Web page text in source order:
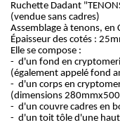
Ruchette Dadant
(vendue sans cadres)
Assemblage à tenons, en
Épaisseur des cotés :
Elle se compose :
- d'un fond en
(également appelé fond
- d'un corps en
(dimensions
- d'un couvre cadres en
- d'un toit tôle d'une